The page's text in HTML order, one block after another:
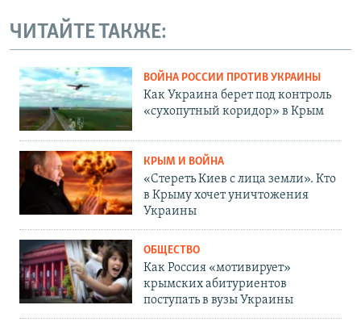
ЧИТАЙТЕ ТАКЖЕ:
ВОЙНА РОССИИ ПРОТИВ УКРАИНЫ
Как Украина берет под контроль
«сухопутный коридор» в Крым
КРЫМ И ВОЙНА
«Стереть Киев с лица земли». Кто
в Крыму хочет уничтожения
Украины
ОБЩЕСТВО
Как Россия «мотивирует»
крымских абитуриентов
поступать в вузы Украины